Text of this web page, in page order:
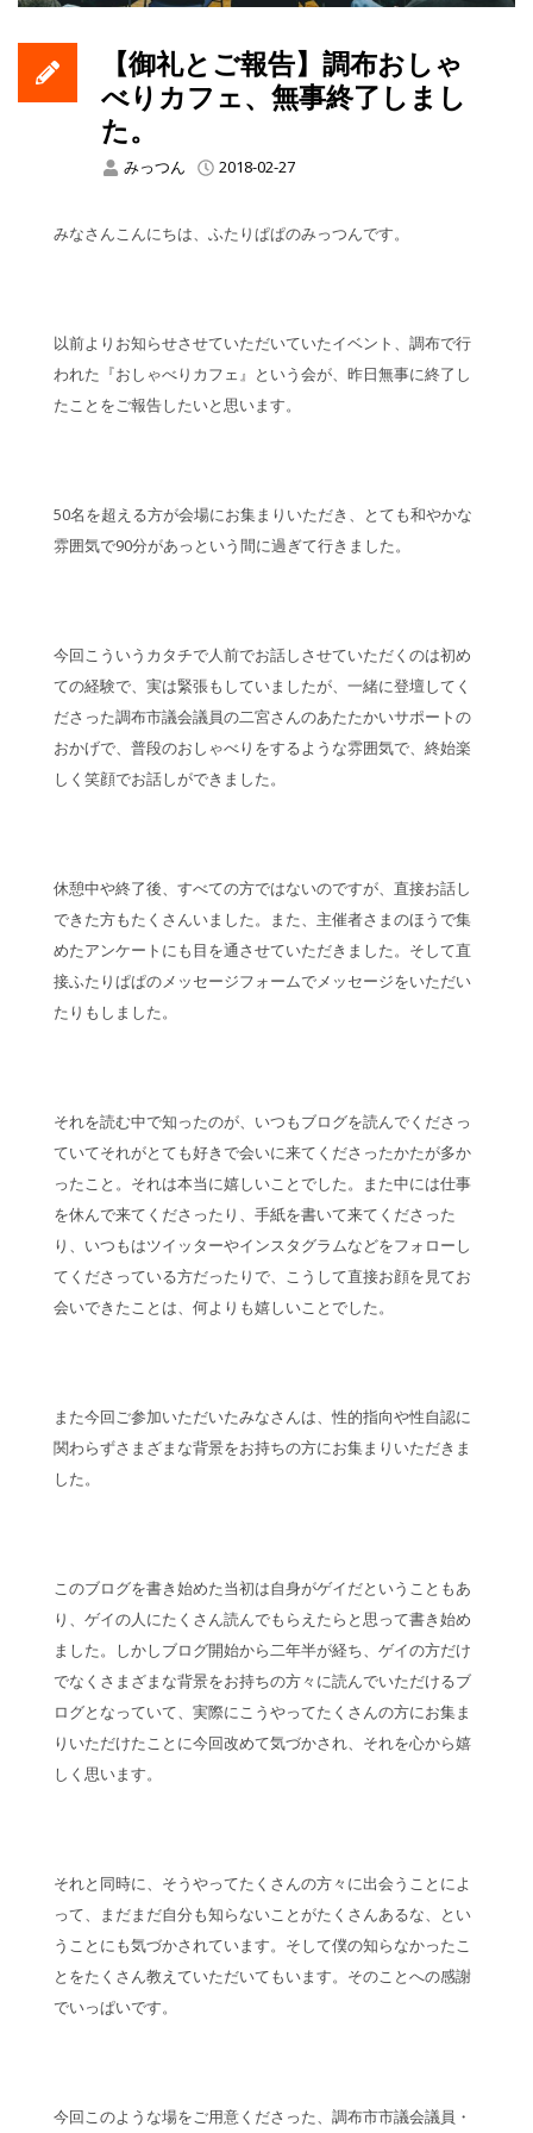
【御礼とご報告】調布おしゃ
べりカフェ、無事終了しまし
た。
みっつん 2018-02-27
みなさんこんにちは、ふたりぱぱのみっつんです。
以前よりお知らせさせていただいていたイベント、調布で行
われた『おしゃべりカフェ』という会が、昨日無事に終了し
たことをご報告したいと思います。
50名を超える方が会場にお集まりいただき、とても和やかな
雰囲気で90分があっという間に過ぎて行きました。
今回こういうカタチで人前でお話しさせていただくのは初め
ての経験で、実は緊張もしていましたが、一緒に登壇してく
ださった調布市議会議員の二宮さんのあたたかいサポートの
おかげで、普段のおしゃべりをするような雰囲気で、終始楽
しく笑顔でお話しができました。
休憩中や終了後、すべての方ではないのですが、直接お話し
できた方もたくさんいました。また、主催者さまのほうで集
めたアンケートにも目を通させていただきました。そして直
接ふたりぱぱのメッセージフォームでメッセージをいただい
たりもしました。
それを読む中で知ったのが、いつもブログを読んでくださっ
ていてそれがとても好きで会いに来てくださったかたが多か
ったこと。それは本当に嬉しいことでした。また中には仕事
を休んで来てくださったり、手紙を書いて来てくださった
り、いつもはツイッターやインスタグラムなどをフォローし
てくださっている方だったりで、こうして直接お顔を見てお
会いできたことは、何よりも嬉しいことでした。
また今回ご参加いただいたみなさんは、性的指向や性自認に
関わらずさまざまな背景をお持ちの方にお集まりいただきま
した。
このブログを書き始めた当初は自身がゲイだということもあ
り、ゲイの人にたくさん読んでもらえたらと思って書き始め
ました。しかしブログ開始から二年半が経ち、ゲイの方だけ
でなくさまざまな背景をお持ちの方々に読んでいただけるブ
ログとなっていて、実際にこうやってたくさんの方にお集ま
りいただけたことに今回改めて気づかされ、それを心から嬉
しく思います。
それと同時に、そうやってたくさんの方々に出会うことによ
って、まだまだ自分も知らないことがたくさんあるな、とい
うことにも気づかされています。そして僕の知らなかったこ
とをたくさん教えていただいてもいます。そのことへの感謝
でいっぱいです。
今回このような場をご用意くださった、調布市市議会議員・